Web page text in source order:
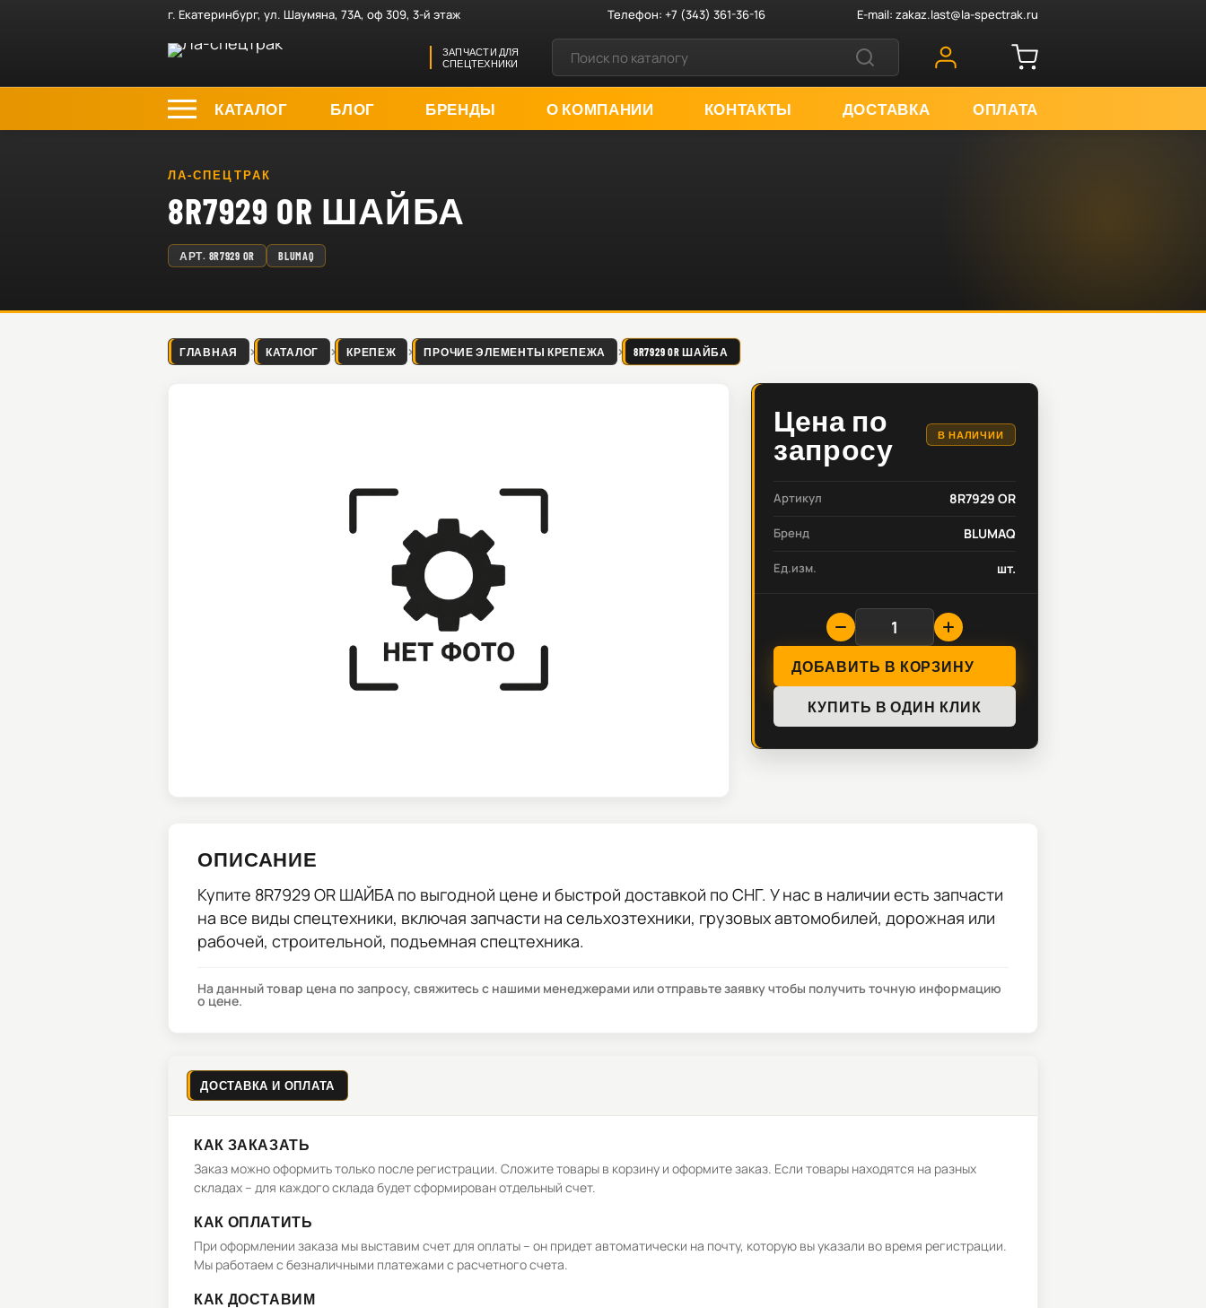
г. Екатеринбург, ул. Шаумяна, 73А, оф 309, 3-й этаж Телефон:+7 (343) 361-36-16 E-mail: zakaz.last@la-spectrak.ru
ЗАПЧАСТИ ДЛЯ
СПЕЦТЕХНИКИ
КАТАЛОГ БЛОГ БРЕНДЫ О КОМПАНИИ КОНТАКТЫ ДОСТАВКА ОПЛАТА
ЛА-СПЕЦТРАК
8R7929 OR ШАЙБА
АРТ. 8R7929 OR BLUMAQ
ГЛАВНАЯ КАТАЛОГ КРЕПЕЖ ПРОЧИЕ ЭЛЕМЕНТЫ КРЕПЕЖА 8R7929 OR ШАЙБА
Цена по
запросу
В НАЛИЧИИ
Артикул 8R7929 OR
Бренд BLUMAQ
Ед.изм. шт.
ДОБАВИТЬ В КОРЗИНУ
КУПИТЬ В ОДИН КЛИК
ОПИСАНИЕ
Купите 8R7929 OR ШАЙБА по выгодной цене и быстрой доставкой по СНГ. У нас в наличии есть запчасти
на все виды спецтехники, включая запчасти на сельхозтехники, грузовых автомобилей, дорожная или
рабочей, строительной, подъемная спецтехника.
На данный товар цена по запросу, свяжитесь с нашими менеджерами или отправьте заявку чтобы получить точную информацию
о цене.
ДОСТАВКА И ОПЛАТА
КАК ЗАКАЗАТЬ
Заказ можно оформить только после регистрации. Сложите товары в корзину и оформите заказ. Если товары находятся на разных
складах – для каждого склада будет сформирован отдельный счет.
КАК ОПЛАТИТЬ
При оформлении заказа мы выставим счет для оплаты – он придет автоматически на почту, которую вы указали во время регистрации.
Мы работаем с безналичными платежами с расчетного счета.
КАК ДОСТАВИМ